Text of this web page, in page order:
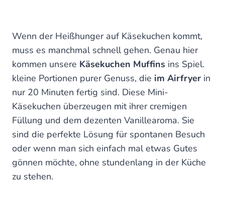
Wenn der Heißhunger auf Käsekuchen kommt,
muss es manchmal schnell gehen. Genau hier
kommen unsere Käsekuchen Muffins ins Spiel.
kleine Portionen purer Genuss, die im Airfryer in
nur 20 Minuten fertig sind. Diese Mini-
Käsekuchen überzeugen mit ihrer cremigen
Füllung und dem dezenten Vanillearoma. Sie
sind die perfekte Lösung für spontanen Besuch
oder wenn man sich einfach mal etwas Gutes
gönnen möchte, ohne stundenlang in der Küche
zu stehen.